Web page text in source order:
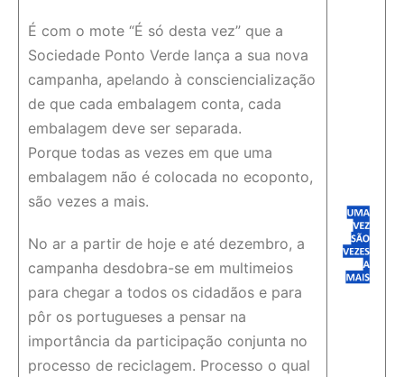
É com o mote “É só desta vez” que a
Sociedade Ponto Verde lança a sua nova
campanha, apelando à consciencialização
de que cada embalagem conta, cada
embalagem deve ser separada.
Porque todas as vezes em que uma
embalagem não é colocada no ecoponto,
são vezes a mais.
No ar a partir de hoje e até dezembro, a
campanha desdobra-se em multimeios
para chegar a todos os cidadãos e para
pôr os portugueses a pensar na
importância da participação conjunta no
processo de reciclagem. Processo o qual